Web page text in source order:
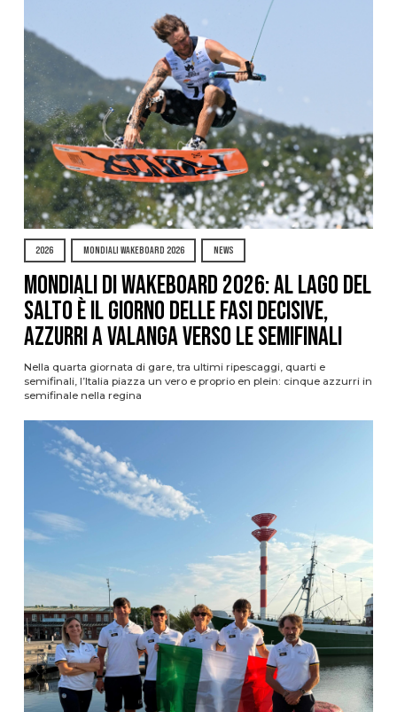
2026 MONDIALI WAKEBOARD 2026 NEWS
Mondiali di Wakeboard 2026: al Lago del
Salto è il giorno delle fasi decisive,
azzurri a valanga verso le semifinali
Nella quarta giornata di gare, tra ultimi ripescaggi, quarti e
semifinali, l’Italia piazza un vero e proprio en plein: cinque azzurri in
semifinale nella regina